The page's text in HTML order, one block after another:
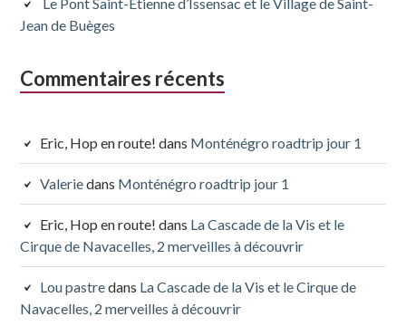
Jean de Buèges
Commentaires récents
Eric, Hop en route! dans Monténégro roadtrip jour 1
Valeriedans Monténégro roadtrip jour 1
Eric, Hop en route! dans La Cascade de la Vis et le
Cirque de Navacelles, 2 merveilles à découvrir
Lou pastredans La Cascade de la Vis et le Cirque de
Navacelles, 2 merveilles à découvrir